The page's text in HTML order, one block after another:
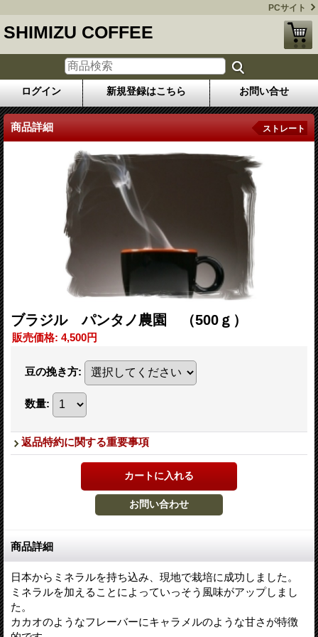
PCサイト
SHIMIZU COFFEE
ログイン 新規登録はこちら お問い合せ
商品詳細 ストレート
ブラジル パンタノ農園 （500ｇ）
販売価格: 4,500円
豆の挽き方:
数量:
返品特約に関する重要事項
商品詳細
日本からミネラルを持ち込み、現地で栽培に成功しました。
ミネラルを加えることによっていっそう風味がアップしまし
た。
カカオのようなフレーバーにキャラメルのような甘さが特徴